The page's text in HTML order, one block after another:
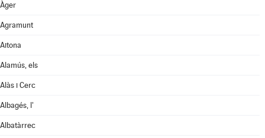
Àger
Agramunt
Aitona
Alamús, els
Alàs i Cerc
Albagés, l'
Albatàrrec